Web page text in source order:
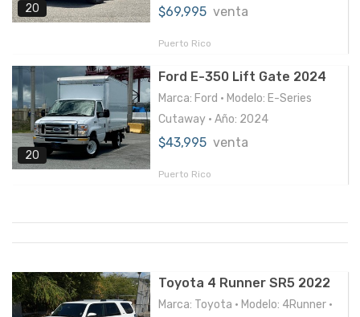
20 $69,995 venta
Puerto Rico
20
Ford E-350 Lift Gate 2024
Marca: Ford • Modelo: E-Series
Cutaway • Año: 2024
$43,995 venta
Puerto Rico
Toyota 4 Runner SR5 2022
Marca: Toyota • Modelo: 4Runner •